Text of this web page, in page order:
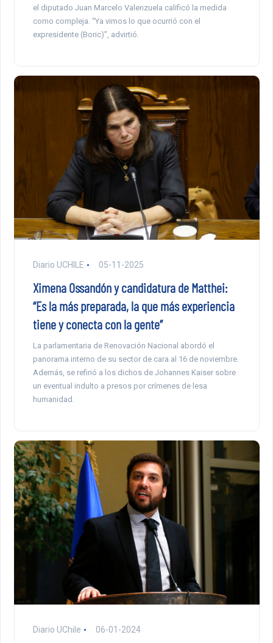
el diputado Juan Marcelo Valenzuela calificó la medida
como compleja. “Ya vimos lo que ocurrió con el
expresidente (Boric)”, advirtió.
Diario UCHILE 05-11-2025
Ximena Ossandón y candidatura de Matthei:
“Es la más preparada, la que más experiencia
tiene y conecta con la gente”
La parlamentaria de Renovación Nacional abordó el
panorama interno de su sector de cara al 16 de noviembre.
Además, se refirió a los dichos de Johannes Kaiser sobre
un eventual indulto a presos por crímenes de lesa
humanidad.
Diario UChile 06-01-2024